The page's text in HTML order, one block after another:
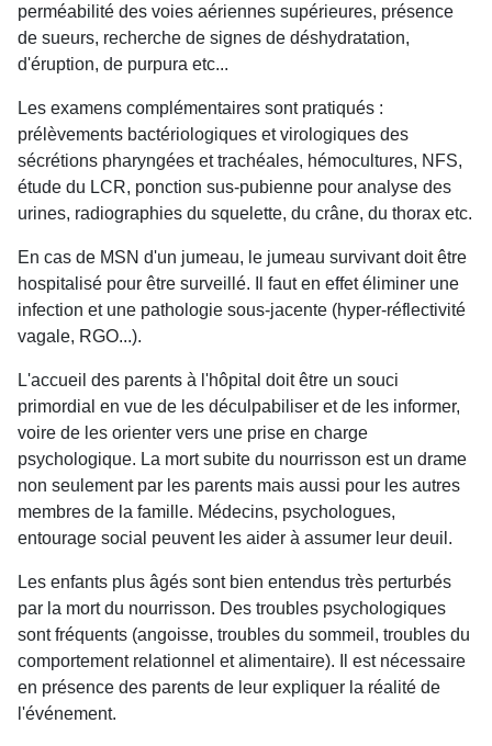
perméabilité des voies aériennes supérieures, présence
de sueurs, recherche de signes de déshydratation,
d'éruption, de purpura etc...
Les examens complémentaires sont pratiqués :
prélèvements bactériologiques et virologiques des
sécrétions pharyngées et trachéales, hémocultures, NFS,
étude du LCR, ponction sus-pubienne pour analyse des
urines, radiographies du squelette, du crâne, du thorax etc.
En cas de MSN d'un jumeau, le jumeau survivant doit être
hospitalisé pour être surveillé. Il faut en effet éliminer une
infection et une pathologie sous-jacente (hyper-réflectivité
vagale, RGO...).
L'accueil des parents à l'hôpital doit être un souci
primordial en vue de les déculpabiliser et de les informer,
voire de les orienter vers une prise en charge
psychologique. La mort subite du nourrisson est un drame
non seulement par les parents mais aussi pour les autres
membres de la famille. Médecins, psychologues,
entourage social peuvent les aider à assumer leur deuil.
Les enfants plus âgés sont bien entendus très perturbés
par la mort du nourrisson. Des troubles psychologiques
sont fréquents (angoisse, troubles du sommeil, troubles du
comportement relationnel et alimentaire). Il est nécessaire
en présence des parents de leur expliquer la réalité de
l'événement.